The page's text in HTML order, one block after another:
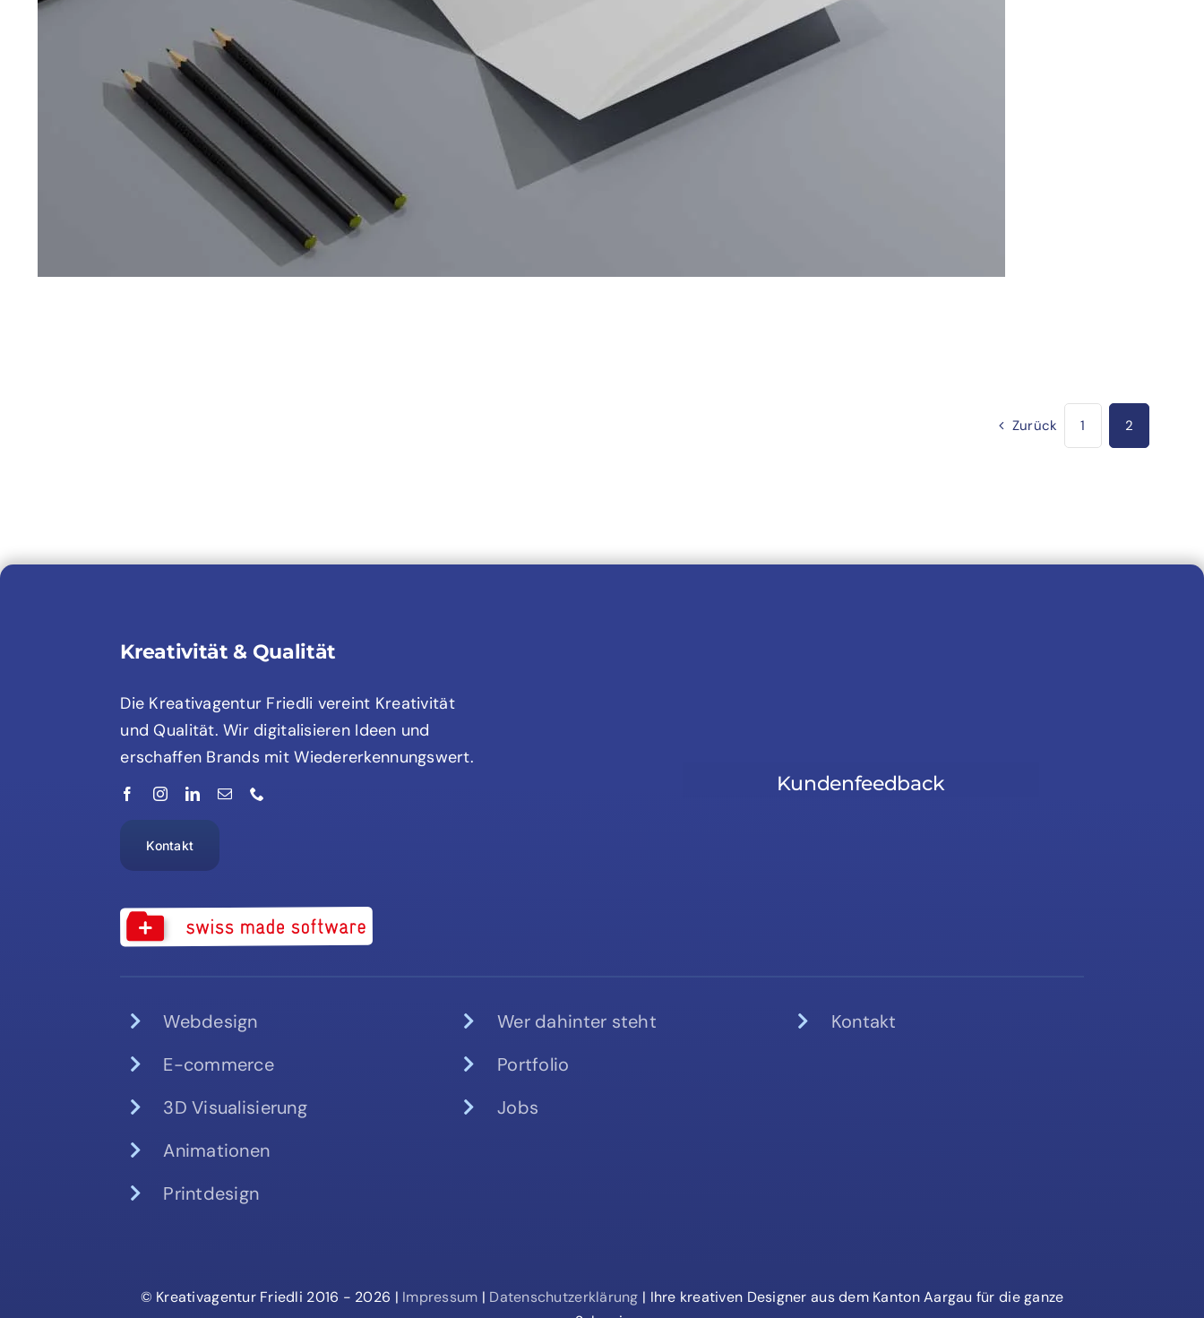
Zurück 1 2
Kreativität & Qualität
Die Kreativagentur Friedli vereint Kreativität
und Qualität. Wir digitalisieren Ideen und
erschaffen Brands mit Wiedererkennungswert.
Kontakt
Kundenfeedback
Webdesign
E-commerce
3D Visualisierung
Animationen
Printdesign
Wer dahinter steht
Portfolio
Jobs
Kontakt
© Kreativagentur Friedli 2016 - 2026 | Impressum | Datenschutzerklärung | Ihre kreativen Designer aus dem Kanton Aargau für die ganze